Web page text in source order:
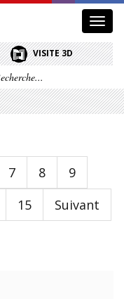
le
menu
VISITE 3D
7 8
9
15
Suivant